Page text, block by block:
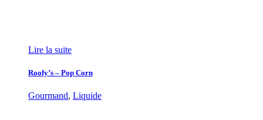
Lire la suite
Roofy’s – Pop Corn
Gourmand, Liquide